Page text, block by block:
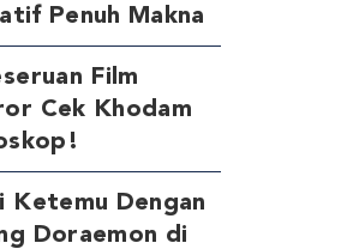
Penuh Makna
Film
Cek Khodam
Ketemu Dengan
Doraemon di